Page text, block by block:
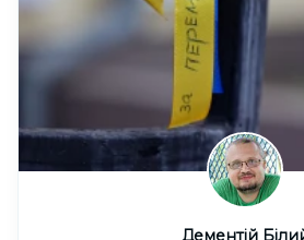
Дементій